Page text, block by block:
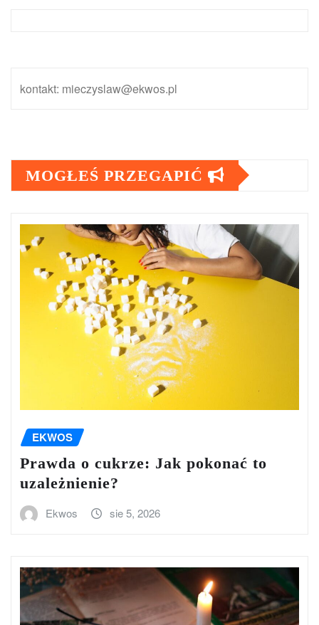
kontakt: mieczyslaw@ekwos.pl
MOGŁEŚ PRZEGAPIĆ
EKWOS
Prawda o cukrze: Jak pokonać to
uzależnienie?
Ekwos sie 5, 2026